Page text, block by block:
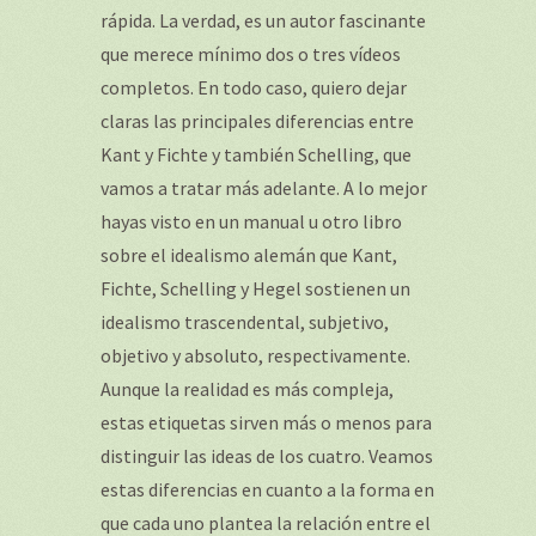
rápida. La verdad, es un autor fascinante
que merece mínimo dos o tres vídeos
completos. En todo caso, quiero dejar
claras las principales diferencias entre
Kant y Fichte y también Schelling, que
vamos a tratar más adelante. A lo mejor
hayas visto en un manual u otro libro
sobre el idealismo alemán que Kant,
Fichte, Schelling y Hegel sostienen un
idealismo trascendental, subjetivo,
objetivo y absoluto, respectivamente.
Aunque la realidad es más compleja,
estas etiquetas sirven más o menos para
distinguir las ideas de los cuatro. Veamos
estas diferencias en cuanto a la forma en
que cada uno plantea la relación entre el